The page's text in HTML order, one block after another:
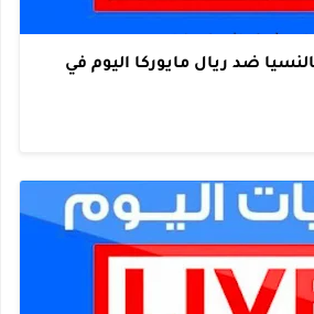
ضد ريال مايوركا اليوم في